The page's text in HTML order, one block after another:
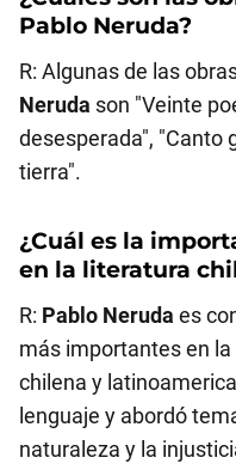
Pablo Neruda?
R: Algunas de las
Neruda son "Veinte
desesperada", "Canto
tierra".
¿Cuál es la
en la literatura
R: Pablo Neruda es
más importantes en
chilena y
lenguaje y abordó
naturaleza y la